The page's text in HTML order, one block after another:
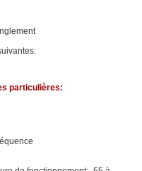
particulières: